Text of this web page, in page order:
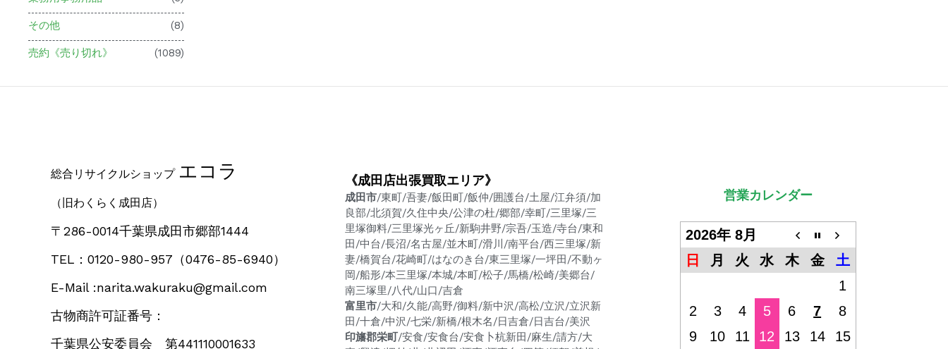
その他 (8)
売約《売り切れ》 (1089)
総合リサイクルショップ エコラ
（旧わくらく成田店）
〒286-0014千葉県成田市郷部1444
TEL：0120-980-957 （0476-85-6940）
E-Mail :narita.wakuraku@gmail.com
古物商許可証番号：
千葉県公安委員会 第441110001633
《成田店出張買取エリア》
成田市/東町/吾妻/飯田町/飯仲/囲護台/土屋/江弁須/加
良部/北須賀/久住中央/公津の杜/郷部/幸町/三里塚/三
里塚御料/三里塚光ヶ丘/新駒井野/宗吾/玉造/寺台/東和
田/中台/長沼/名古屋/並木町/滑川/南平台/西三里塚/新
妻/橋賀台/花崎町/はなのき台/東三里塚/一坪田/不動ヶ
岡/船形/本三里塚/本城/本町/松子/馬橋/松崎/美郷台/
南三塚里/八代/山口/吉倉
富里市/大和/久能/高野/御料/新中沢/高松/立沢/立沢新
田/十倉/中沢/七栄/新橋/根木名/日吉倉/日吉台/美沢
印旛郡栄町/安食/安食台/安食卜杭新田/麻生/請方/大
営業カレンダー
2026年 8月
日
月 火 水 木 金
土
1
2
3 4 5 6 7
8
9
10 11 12 13 14 15